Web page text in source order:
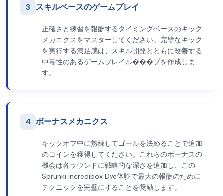
3 スキルベースのゲームプレイ
正確さと練習を報酬するタイミングベースのキック
メカニクスをマスターしてください。完璧なキック
を実行する満足感は、スキル開発とともに改善する
中毒性のあるゲームプレイル���プを作成しま
す。
4 ボーナスメカニクス
キックオフ中に熟練してゴールを決めることで追加
のコインを獲得してください。これらのボーナスの
機会は各ラウンドに戦略的な深さを追加し、この
Sprunki Incredibox Dye体験で最大の報酬のために
テクニックを完璧にすることを奨励します。